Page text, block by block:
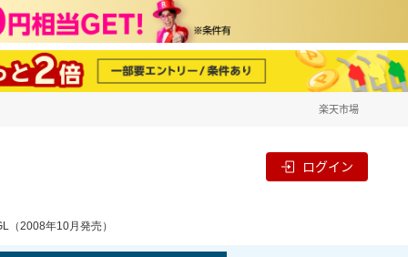
楽天市場
ログイン
（2008年10月発売）